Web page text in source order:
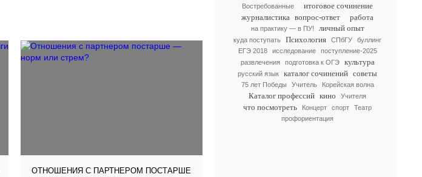
Востребованные
итоговое сочинение
журналистика вопрос-ответ работа
на практику — в ПУ! личный опыт
куда поступать Психология СПбГУ
буллинг
ЕГЭ 2018
исследование
поступление-2025
развлечения
подготовка к ОГЭ культура
русский язык каталог сочинений советы
75 лет Победы Учитель Корейская волна
Каталог профессий кино Учителя
что посмотреть Концерт спорт
Театр
профориентация
ОТНОШЕНИЯ С ПАРТНЕРОМ ПОСТАРШЕ